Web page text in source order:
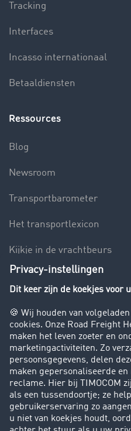
Tracking
Interfaces
Incasso internationaal
Betaaldiensten
Ressources
Blog
Newsroom
Transportbarometer
Het transportlexicon
Kijkje in de vrachtbeurs
Rijverbod voor vrachtwagens
Bedrijf
Success Stories
Klanten werven klanten
Support
Contact